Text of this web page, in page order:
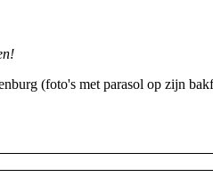
(foto's met parasol op zijn